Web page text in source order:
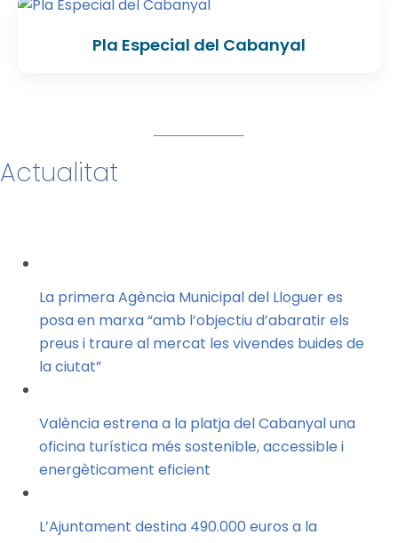
Pla Especial del Cabanyal
Actualitat
La primera Agència Municipal del Lloguer es
posa en marxa “amb l’objectiu d’abaratir els
preus i traure al mercat les vivendes buides de
la ciutat”
València estrena a la platja del Cabanyal una
oficina turística més sostenible, accessible i
energèticament eficient
L’Ajuntament destina 490.000 euros a la